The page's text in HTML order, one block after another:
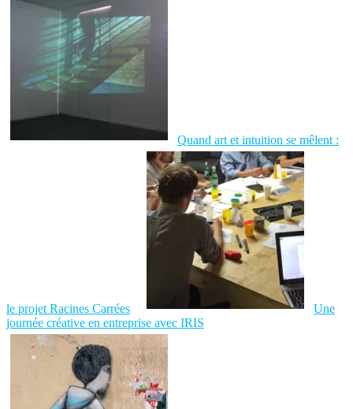
Quand art et intuition se mêlent :
le projet Racines Carrées
Une
journée créative en entreprise avec IRIS